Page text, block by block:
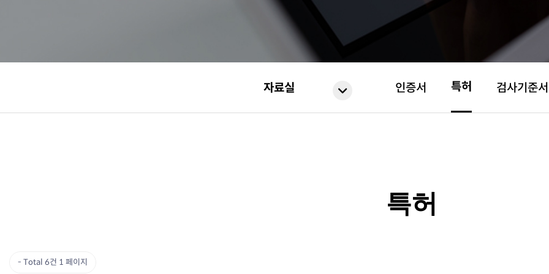
자료실 인증서 특허 검사기준서
특허
Total 6건 1 페이지